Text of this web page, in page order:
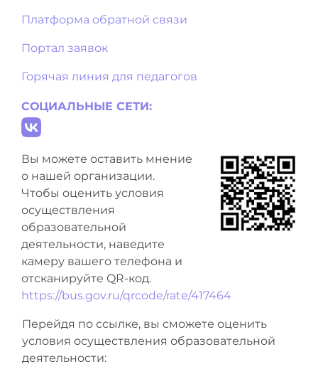
Платформа обратной связи
Портал заявок
Горячая линия для педагогов
СОЦИАЛЬНЫЕ СЕТИ:
Вы можете оставить мнение
о нашей организации.
Чтобы оценить условия
осуществления
образовательной
деятельности, наведите
камеру вашего телефона и
отсканируйте QR-код.
https://bus.gov.ru/qrcode/rate/417464
Перейдя по ссылке, вы сможете оценить
условия осуществления образовательной
деятельности: